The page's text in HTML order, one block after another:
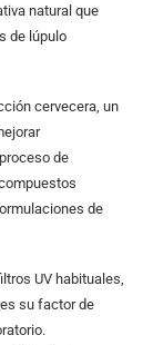
natural que
de lúpulo
cervecera, un
de
de
UV habituales,
su factor de